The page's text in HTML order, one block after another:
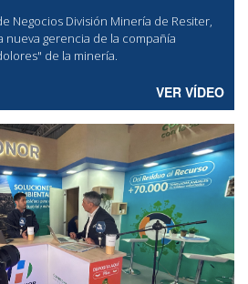
Negocios División Minería de Resiter,
nueva gerencia de la compañía
de la minería.
VER VÍDEO